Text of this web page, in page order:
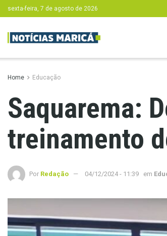
sexta-feira, 7 de agosto de 2026
Home Educação
Saquarema:
treinamento
Por Redação 04/12/2024 - 11:39 em